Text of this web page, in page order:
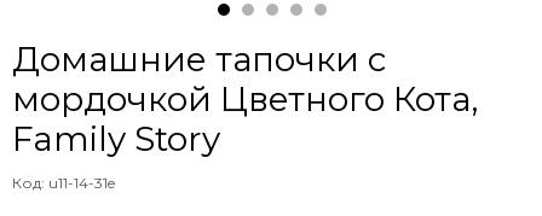
Домашние тапочки с
мордочкой Цветного Кота,
Family Story
Код: u11-14-31e